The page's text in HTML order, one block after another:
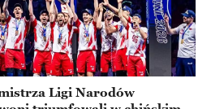
Ligi Narodów